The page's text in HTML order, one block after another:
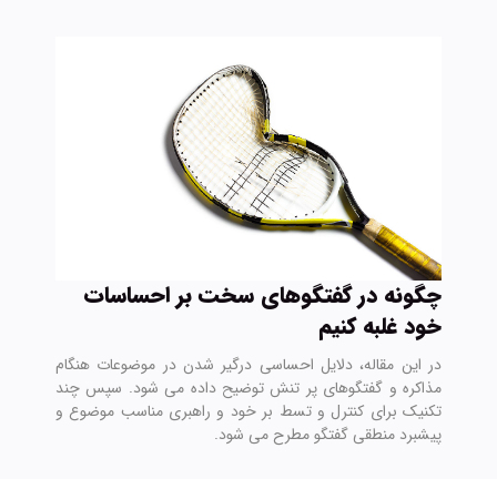
چگونه در گفتگوهای سخت بر احساسات
خود غلبه کنیم
در این مقاله، دلایل احساسی درگیر شدن در موضوعات هنگام
مذاکره و گفتگوهای پر تنش توضیح داده می شود. سپس چند
تکنیک برای کنترل و تسط بر خود و راهبری مناسب موضوع و
پیشبرد منطقی گفتگو مطرح می شود.